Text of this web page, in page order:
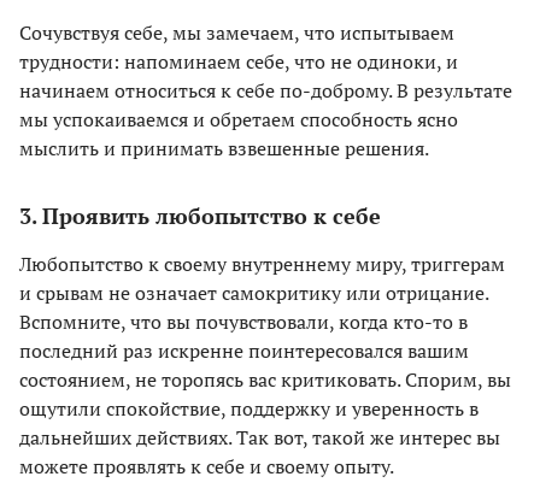
Сочувствуя себе, мы замечаем, что испытываем
трудности: напоминаем себе, что не одиноки, и
начинаем относиться к себе по-доброму. В результате
мы успокаиваемся и обретаем способность ясно
мыслить и принимать взвешенные решения.
3. Проявить любопытство к себе
Любопытство к своему внутреннему миру, триггерам
и срывам не означает самокритику или отрицание.
Вспомните, что вы почувствовали, когда кто-то в
последний раз искренне поинтересовался вашим
состоянием, не торопясь вас критиковать. Спорим, вы
ощутили спокойствие, поддержку и уверенность в
дальнейших действиях. Так вот, такой же интерес вы
можете проявлять к себе и своему опыту.